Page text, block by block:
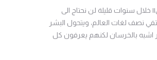
خلال سنوات قليلة لن نحتاج الى
نصف لغات العالم، ويتحول البشر
اشبه بالخرسان لكنهم يعرفون كل